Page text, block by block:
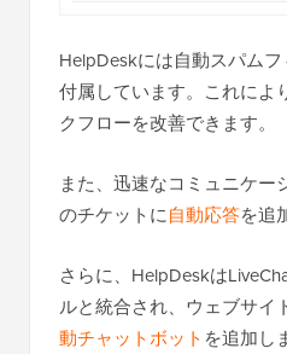
HelpDeskには自動スパム
付属しています。これによ
クフローを改善できます。
また、迅速なコミュニケー
のチケットに自動応答を追
さらに、HelpDeskは
ルと統合され、ウェブサイ
動チャットボット を追加し